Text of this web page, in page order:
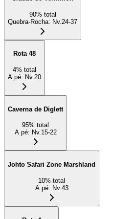
90% total
Quebra-Rocha: Nv.24-37
Rota 48
4% total
A pé: Nv.20
Caverna de Diglett
95% total
A pé: Nv.15-22
Johto Safari Zone Marshland
10% total
A pé: Nv.43